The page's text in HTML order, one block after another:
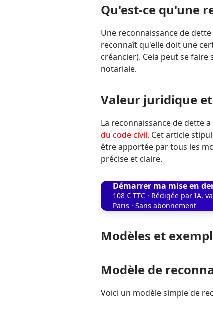
Qu'est-ce qu'une
Une reconnaissance de
reconnaît qu'elle doit une
créancier). Cela peut se
notariale.
Valeur juridique
La reconnaissance de dette
du code civil. Cet article
être apportée par tous les
précise et claire.
Démarrer ma mise en
108 € TTC · Rédigée par IA,
Paris · Sans abonnement
Modèles et
Modèle de
Voici un modèle simple de